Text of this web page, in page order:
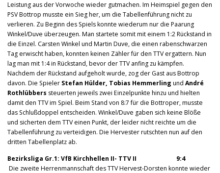
Leistung aus der Vorwoche wieder gutmachen. Im Heimspiel gegen den
PSV Bottrop musste ein Sieg her, um die Tabellenführung nicht zu
verlieren. Zu Beginn des Spiels konnte wiederum nur die Paarung
Winkel/Duve überzeugen. Man startete somit mit einem 1:2 Rückstand in
die Einzel. Carsten Winkel und Martin Duve, die einen rabenschwarzen
Tag erwischt haben, konnten keinen Zähler für den TTV ergattern. Nun
lag man mit 1:4 in Rückstand, bevor der TTV anfing zu kämpfen.
Nachdem der Rückstand aufgeholt wurde, zog der Gast aus Bottrop
davon. Die Spieler Stefan Hülder, Tobias Hemmerling und André
Rothlübbers steuerten jeweils zwei Einzelpunkte hinzu und hielten
damit den TTV im Spiel. Beim Stand von 8:7 für die Bottroper, musste
das Schlußdoppel entscheiden. Winkel/Duve gaben sich keine Blöße
und sicherten dem TTV einen Punkt, der leider nicht reichte um die
Tabellenführung zu verteidigen. Die Hervester rutschten nun auf den
dritten Tabellenplatz ab.
Bezirksliga Gr.1: VfB Kirchhellen II- TTV II 9:4
Die zweite Herrenmannschaft des TTV Hervest-Dorsten konnte wieder